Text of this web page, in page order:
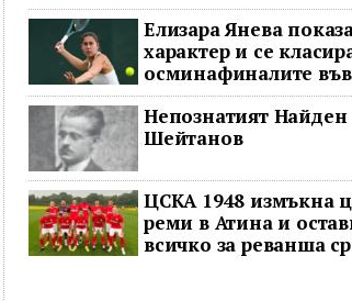
Елизара Янева
характер и се
осминафиналите във
Варшава след
обрат
Непознатият Найден
Шейтанов
ЦСКА 1948 измъкна
реми в Атина и
всичко за реванша